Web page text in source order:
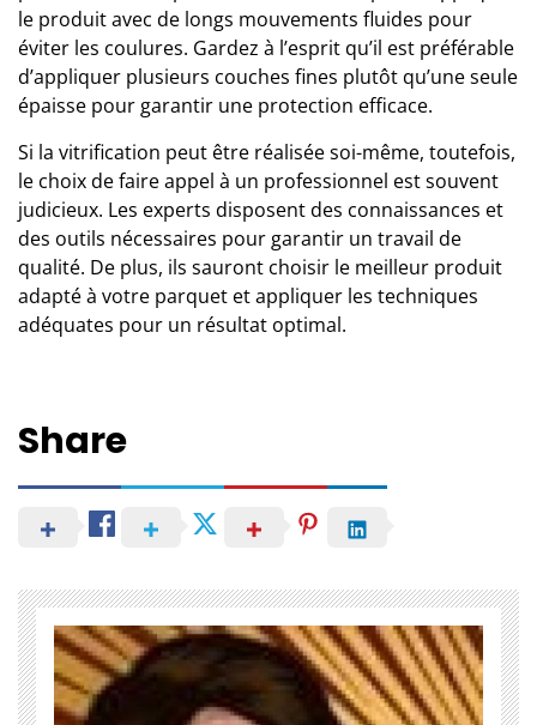
le produit avec de longs mouvements fluides pour
éviter les coulures. Gardez à l’esprit qu’il est préférable
d’appliquer plusieurs couches fines plutôt qu’une seule
épaisse pour garantir une protection efficace.
Si la vitrification peut être réalisée soi-même, toutefois,
le choix de faire appel à un professionnel est souvent
judicieux. Les experts disposent des connaissances et
des outils nécessaires pour garantir un travail de
qualité. De plus, ils sauront choisir le meilleur produit
adapté à votre parquet et appliquer les techniques
adéquates pour un résultat optimal.
Share